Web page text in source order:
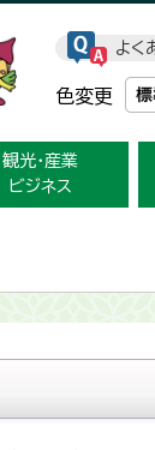
よく
色変更
観光・産業
ビジネス